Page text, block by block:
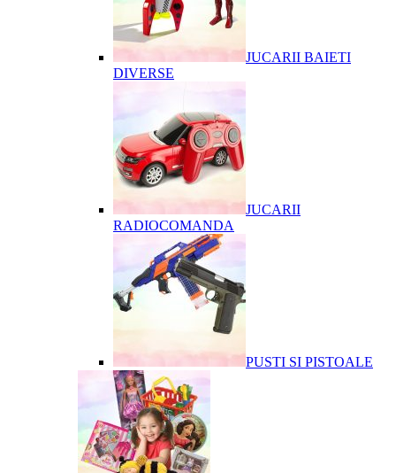
JUCARII BAIETI
DIVERSE
JUCARII
RADIOCOMANDA
PUSTI SI PISTOALE